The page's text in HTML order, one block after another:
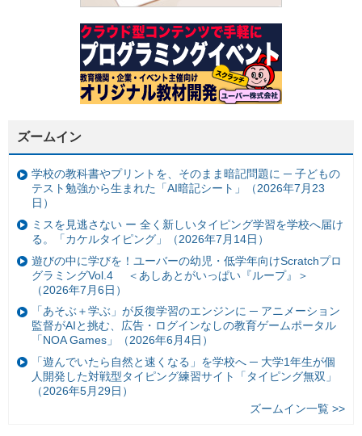
ズームイン
学校の教科書やプリントを、そのまま暗記問題に ─ 子どもの
テスト勉強から生まれた「AI暗記シート」（2026年7月23
日）
ミスを見逃さない ー 全く新しいタイピング学習を学校へ届け
る。「カケルタイピング」（2026年7月14日）
遊びの中に学びを！ユーバーの幼児・低学年向けScratchプロ
グラミングVol.4 ＜あしあとがいっぱい『ループ』＞
（2026年7月6日）
「あそぶ＋学ぶ」が反復学習のエンジンに ─ アニメーション
監督がAIと挑む、広告・ログインなしの教育ゲームポータル
「NOA Games」（2026年6月4日）
「遊んでいたら自然と速くなる」を学校へ ─ 大学1年生が個
人開発した対戦型タイピング練習サイト「タイピング無双」
（2026年5月29日）
ズームイン一覧 >>